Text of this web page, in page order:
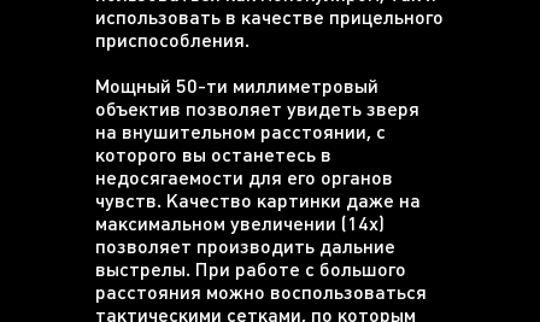
использовать в качестве прицельного
приспособления.
Мощный 50-ти миллиметровый
объектив позволяет увидеть зверя
на внушительном расстоянии, с
которого вы останетесь в
недосягаемости для его органов
чувств. Качество картинки даже на
максимальном увеличении (14х)
позволяет производить дальние
выстрелы. При работе с большого
расстояния можно воспользоваться
тактическими сетками, по которым